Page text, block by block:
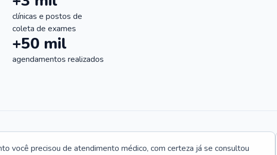
clínicas e postos de
coleta de exames
+50 mil
agendamentos realizados
você precisou de atendimento médico, com certeza já se consultou